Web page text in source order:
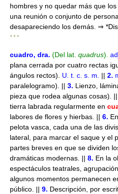
hombres y no quedar más que los
una reunión o conjunto de
desapareciendo los demás. ⇒
* * *
cuadro, dra. (Del lat. quadrus).
plana cerrada por cuatro rectas
ángulos rectos). U. t. c. s. m. || 2.
paralelogramo). || 3. Lienzo,
pieza que rodea algunas cosas). ||
tierra labrada regularmente en
labores de flores y hierbas. || 6.
pelota vasca, cada una de las
lateral, para marcar el saque y el
partes breves en que se dividen
dramáticas modernas. || 8. En la
espectáculos teatrales,
algunos momentos permanecen
público. || 9. Descripción, por